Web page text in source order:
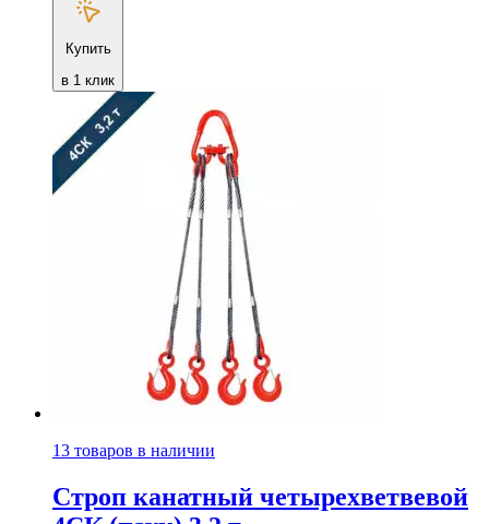
Купить
в 1 клик
13 товаров в наличии
Строп канатный четырехветвевой